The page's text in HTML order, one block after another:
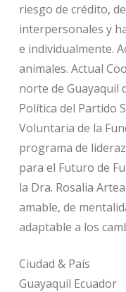
riesgo de crédito,
interpersonales y
e individualmente.
animales. Actual
norte de Guayaquil
Política del Partido
Voluntaria de la
programa de
para el Futuro de
la Dra. Rosalia
amable, de
adaptable a los
Ciudad & País
Guayaquil Ecuador